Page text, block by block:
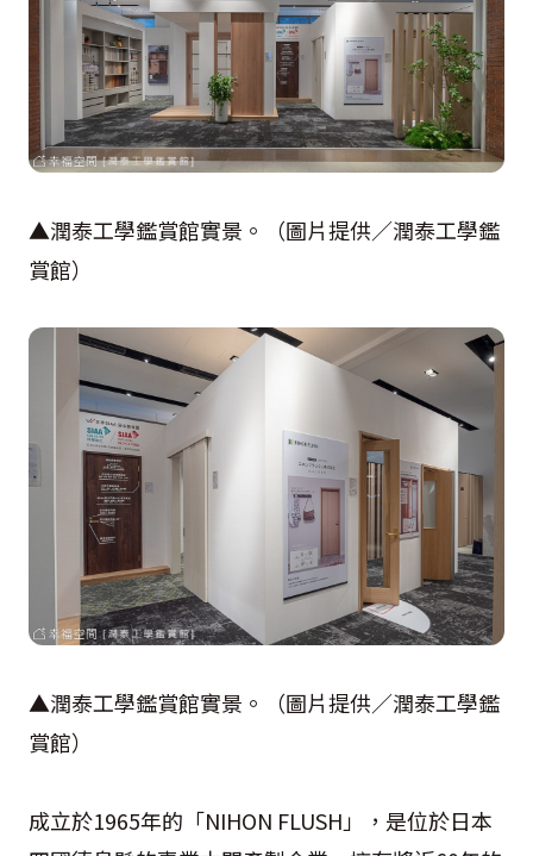
▲潤泰工學鑑賞館實景。（圖片提供／潤泰工學鑑
賞館）
▲潤泰工學鑑賞館實景。（圖片提供／潤泰工學鑑
賞館）
成立於1965年的「NIHON FLUSH」，是位於日本